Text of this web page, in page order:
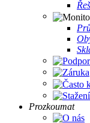
Prozkoumat